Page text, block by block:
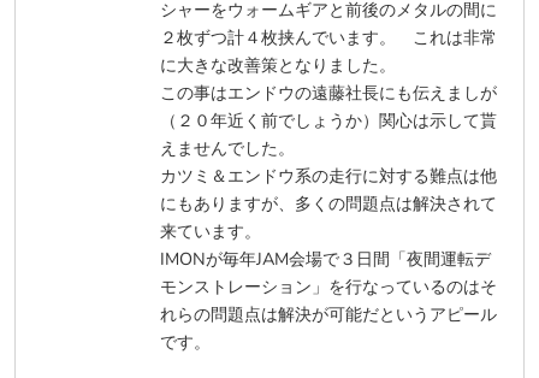
シャーをウォームギアと前後のメタルの間に
２枚ずつ計４枚挟んでいます。 これは非常
に大きな改善策となりました。
この事はエンドウの遠藤社長にも伝えましが
（２０年近く前でしょうか）関心は示して貰
えませんでした。
カツミ＆エンドウ系の走行に対する難点は他
にもありますが、多くの問題点は解決されて
来ています。
IMONが毎年JAM会場で３日間「夜間運転デ
モンストレーション」を行なっているのはそ
れらの問題点は解決が可能だというアピール
です。